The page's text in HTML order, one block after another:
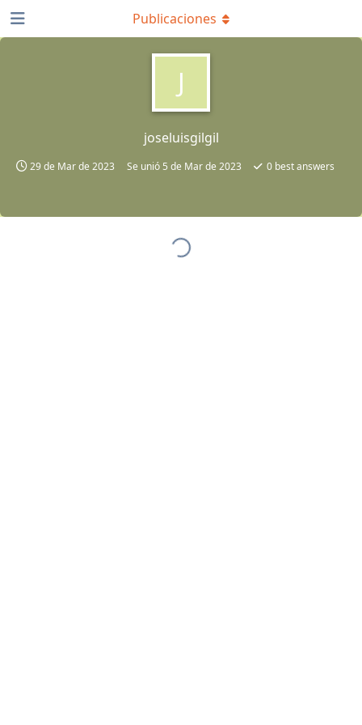
J
joseluisgilgil
29 de Mar de 2023 Se unió 5 de Mar de 2023 0best answers
Publicaciones